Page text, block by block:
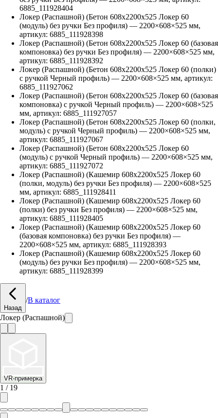
6885_111928404
Локер (Распашной) (Бетон 608х2200х525 Локер 60
(модуль) без ручки Без профиля) — 2200×608×525 мм,
артикул: 6885_111928398
Локер (Распашной) (Бетон 608х2200х525 Локер 60 (базовая
компоновка) без ручки Без профиля) — 2200×608×525 мм,
артикул: 6885_111928392
Локер (Распашной) (Бетон 608х2200х525 Локер 60 (полки)
с ручкой Черный профиль) — 2200×608×525 мм, артикул:
6885_111927062
Локер (Распашной) (Бетон 608х2200х525 Локер 60 (базовая
компоновка) с ручкой Черный профиль) — 2200×608×525
мм, артикул: 6885_111927057
Локер (Распашной) (Бетон 608х2200х525 Локер 60 (полки,
модуль) с ручкой Черный профиль) — 2200×608×525 мм,
артикул: 6885_111927067
Локер (Распашной) (Бетон 608х2200х525 Локер 60
(модуль) с ручкой Черный профиль) — 2200×608×525 мм,
артикул: 6885_111927072
Локер (Распашной) (Кашемир 608х2200х525 Локер 60
(полки, модуль) без ручки Без профиля) — 2200×608×525
мм, артикул: 6885_111928411
Локер (Распашной) (Кашемир 608х2200х525 Локер 60
(полки) без ручки Без профиля) — 2200×608×525 мм,
артикул: 6885_111928405
Локер (Распашной) (Кашемир 608х2200х525 Локер 60
(базовая компоновка) без ручки Без профиля) —
2200×608×525 мм, артикул: 6885_111928393
Локер (Распашной) (Кашемир 608х2200х525 Локер 60
(модуль) без ручки Без профиля) — 2200×608×525 мм,
артикул: 6885_111928399
Назад
/В каталог
Локер (Распашной)
VR-примерка
1 / 19